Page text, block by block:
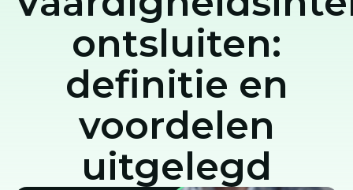
ontsluiten:
definitie en
voordelen
uitgelegd